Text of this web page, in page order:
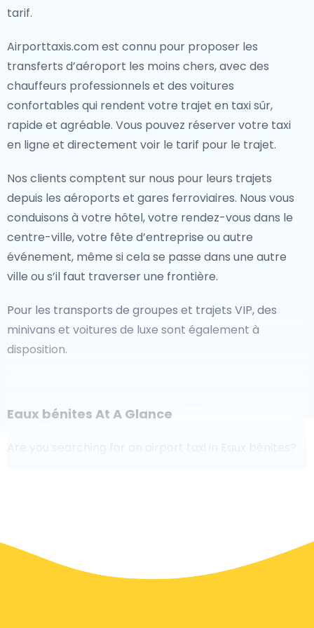
tarif.
Airporttaxis.com est connu pour proposer les
transferts d’aéroport les moins chers, avec des
chauffeurs professionnels et des voitures
confortables qui rendent votre trajet en taxi sûr,
rapide et agréable. Vous pouvez réserver votre taxi
en ligne et directement voir le tarif pour le trajet.
Nos clients comptent sur nous pour leurs trajets
depuis les aéroports et gares ferroviaires. Nous vous
conduisons à votre hôtel, votre rendez-vous dans le
centre-ville, votre fête d’entreprise ou autre
événement, même si cela se passe dans une autre
ville ou s’il faut traverser une frontière.
Pour les transports de groupes et trajets VIP, des
minivans et voitures de luxe sont également à
disposition.
Eaux bénites At A Glance
Are you searching for an airport taxi in Eaux bénites?
on our website, to make you journey stress free.
In Eaux bénites a taxi service is quite developed, but